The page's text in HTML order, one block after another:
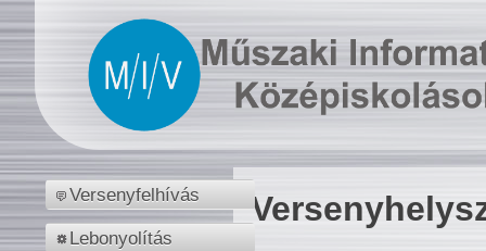
Versenyfelhívás
Lebonyolítás